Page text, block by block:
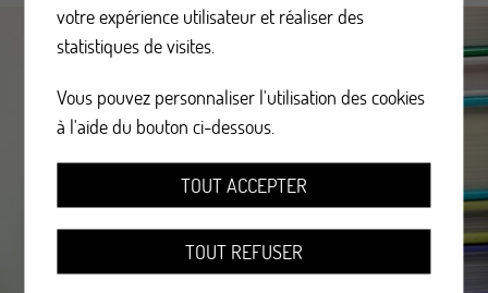
votre expérience utilisateur et réaliser des
statistiques de visites.
Vous pouvez personnaliser l'utilisation des cookies
à l'aide du bouton ci-dessous.
TOUT ACCEPTER
TOUT REFUSER